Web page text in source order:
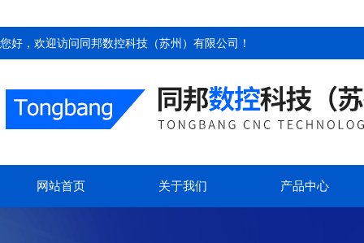
您好，欢迎访问同邦数控科技（苏州）有限公司 ！
网站首页 关于我们 产品中心